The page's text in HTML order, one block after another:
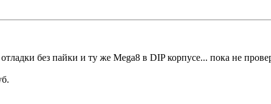
без пайки и ту же Mega8 в DIP корпусе... пока не